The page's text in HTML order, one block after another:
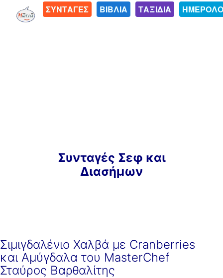
ΣΥΝΤΑΓΕΣ ΒΙΒΛΙΑ ΤΑΞΙΔΙΑ
Συνταγές Σεφ και
Διασήμων
Σιμιγδαλένιο Χαλβά με Cranberries
και Αμύγδαλα του MasterChef
Σταύρος Βαρθαλίτης